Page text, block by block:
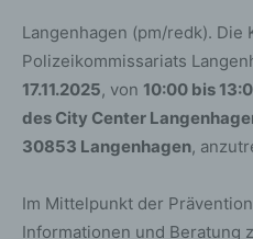
Langenhagen (pm/redk). Die
Polizeikommissariats
17.11.2025, von 10:00 bis
des City Center
30853 Langenhagen,
Im Mittelpunkt der
Informationen und Beratung